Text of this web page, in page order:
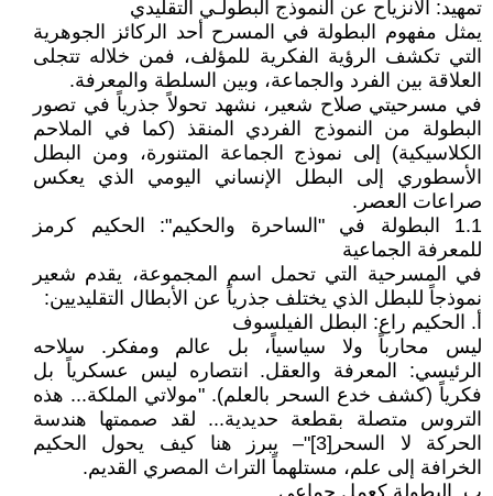
تمهيد: الانزياح عن النموذج البطولـي التقليدي
يمثل مفهوم البطولة في المسرح أحد الركائز الجوهرية
التي تكشف الرؤية الفكرية للمؤلف، فمن خلاله تتجلى
العلاقة بين الفرد والجماعة، وبين السلطة والمعرفة.
في مسرحيتي صلاح شعير، نشهد تحولاً جذرياً في تصور
البطولة من النموذج الفردي المنقذ (كما في الملاحم
الكلاسيكية) إلى نموذج الجماعة المتنورة، ومن البطل
الأسطوري إلى البطل الإنساني اليومي الذي يعكس
صراعات العصر.
1.1 البطولة في "الساحرة والحكيم": الحكيم كرمز
للمعرفة الجماعية
في المسرحية التي تحمل اسم المجموعة، يقدم شعير
نموذجاً للبطل الذي يختلف جذرياً عن الأبطال التقليديين:
أ. الحكيم راع: البطل الفيلسوف
ليس محارباً ولا سياسياً، بل عالم ومفكر. سلاحه
الرئيسي: المعرفة والعقل. انتصاره ليس عسكرياً بل
فكرياً (كشف خدع السحر بالعلم). "مولاتي الملكة... هذه
التروس متصلة بقطعة حديدية... لقد صممتها هندسة
الحركة لا السحر[3]"– يبرز هنا كيف يحول الحكيم
الخرافة إلى علم، مستلهماً التراث المصري القديم.